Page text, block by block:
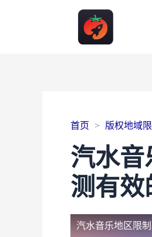
首页 版权地域限
汽水音
测有效
汽水音乐地区限